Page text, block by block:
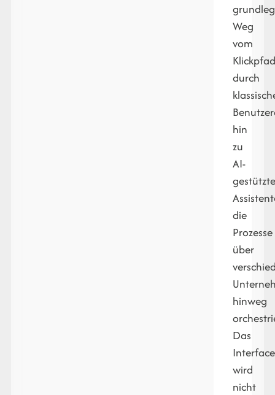
Weg
vom
durch
hin
zu
AI-
die
Prozesse
über
hinweg
Das
Interface
wird
nicht